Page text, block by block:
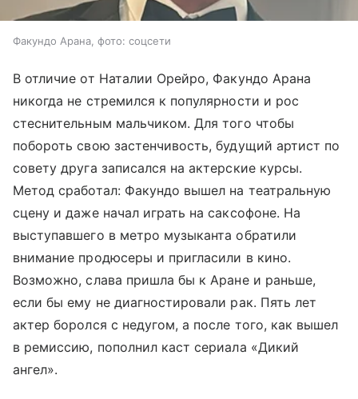
Факундо Арана, фото: соцсети
В отличие от Наталии Орейро, Факундо Арана
никогда не стремился к популярности и рос
стеснительным мальчиком. Для того чтобы
побороть свою застенчивость, будущий артист по
совету друга записался на актерские курсы.
Метод сработал: Факундо вышел на театральную
сцену и даже начал играть на саксофоне. На
выступавшего в метро музыканта обратили
внимание продюсеры и пригласили в кино.
Возможно, слава пришла бы к Аране и раньше,
если бы ему не диагностировали рак. Пять лет
актер боролся с недугом, а после того, как вышел
в ремиссию, пополнил каст сериала «Дикий
ангел».